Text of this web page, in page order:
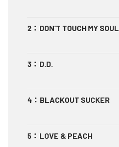
2 ： DON’T TOUCH MY SOUL
3 ： D.D.
4 ： BLACKOUT SUCKER
5 ： LOVE & PEACH